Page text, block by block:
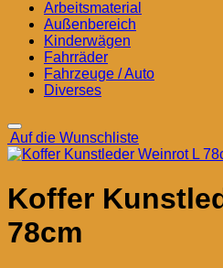
Arbeitsmaterial
Außenbereich
Kinderwägen
Fahrräder
Fahrzeuge / Auto
Diverses
Auf die Wunschliste
Koffer
78cm